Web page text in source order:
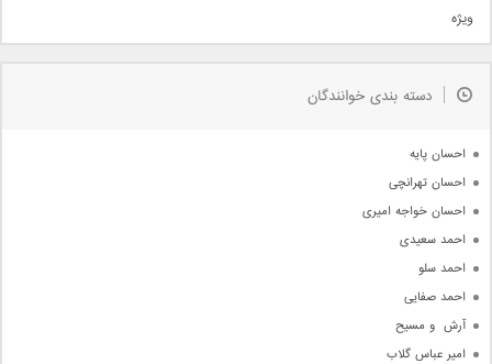
دمو
مذهبی
جدیدترین ها
ویژه
دسته بندی خوانندگان
احسان پایه
احسان تهرانچی
احسان خواجه امیری
احمد سعیدی
احمد سلو
احمد صفایی
آرش  و مسیح
امیر عباس گلاب